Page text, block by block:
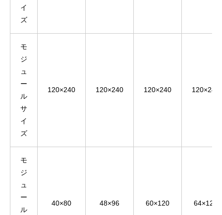
イ
ズ
モ
ジ
ュ
ー
ル
サ
イ
ズ
120×240 120×240 120×240 120×240
モ
ジ
ュ
ー
ル
40×80 48×96 60×120 64×128